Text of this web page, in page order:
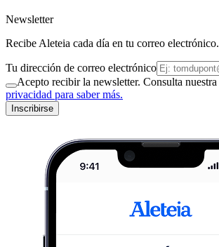
Newsletter
Recibe Aleteia cada día en tu correo electrónico.
Tu dirección de correo electrónico
Acepto recibir la newsletter. Consulta nuestra
privacidad para saber más.
Inscribirse